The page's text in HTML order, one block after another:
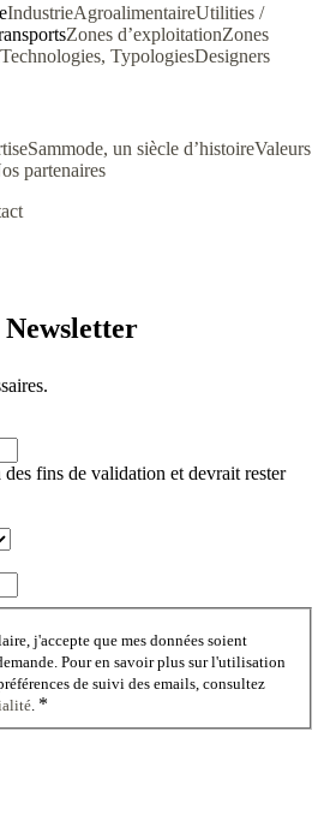
IndustrieAgroalimentaireUtilities /
Zones d’exploitationZones
Technologies, TypologiesDesigners
Sammode, un siècle d’histoireValeurs
partenaires
des fins de validation et devrait rester
j'accepte que mes données soient
Pour en savoir plus sur l'utilisation
de suivi des emails, consultez
. *